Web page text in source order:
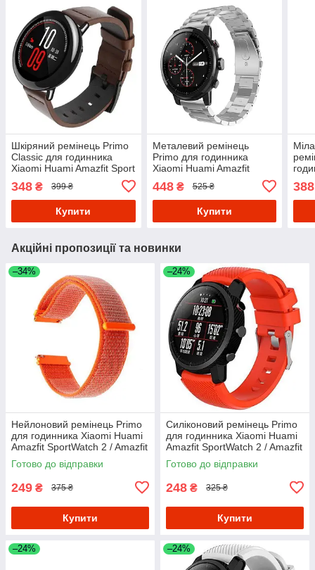
Шкіряний ремінець Primo
Classic для годинника
Xiaomi Huami Amazfit Sport
348 ₴ 399 ₴
Купити
Металевий ремінець
Primo для годинника
Xiaomi Huami Amazfit
Stratos - Silver
448₴ 525 ₴
Купити
388
Акційні пропозиції та новинки
–34%
Нейлоновий ремінець Primo
для годинника Xiaomi Huami
Amazfit SportWatch 2 / Amazfit
Stratos - Orange
Готово до відправки
249 ₴ 375 ₴
Купити
–24%
Силіконовий ремінець Primo
для годинника Xiaomi Huami
Amazfit SportWatch 2 / Amazfit
Stratos - Orange
Готово до відправки
248 ₴ 325 ₴
Купити
–24% –24%